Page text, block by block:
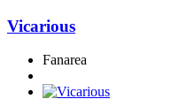
Vicarious
Fanarea